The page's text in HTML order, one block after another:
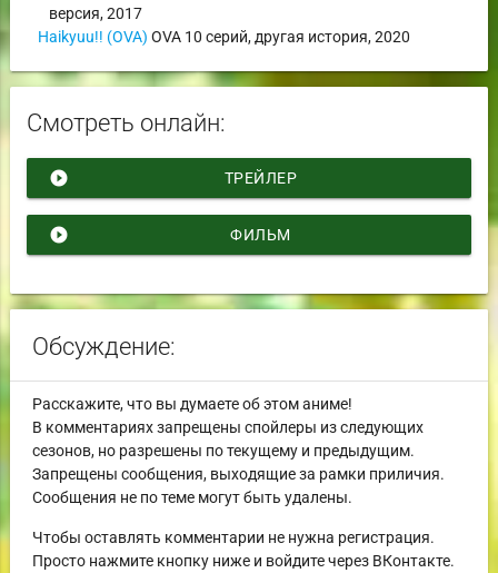
версия,2017
Haikyuu!! (OVA) OVA10 серий, другая история,2020
Смотреть онлайн:
play_circle_filled ТРЕЙЛЕР
play_circle_filled ФИЛЬМ
Обсуждение:
Расскажите, что вы думаете об этом аниме!
В комментариях запрещены спойлеры из следующих
сезонов, но разрешены по текущему и предыдущим.
Запрещены сообщения, выходящие за рамки приличия.
Сообщения не по теме могут быть удалены.
Чтобы оставлять комментарии не нужна регистрация.
Просто нажмите кнопку ниже и войдите через ВКонтакте.